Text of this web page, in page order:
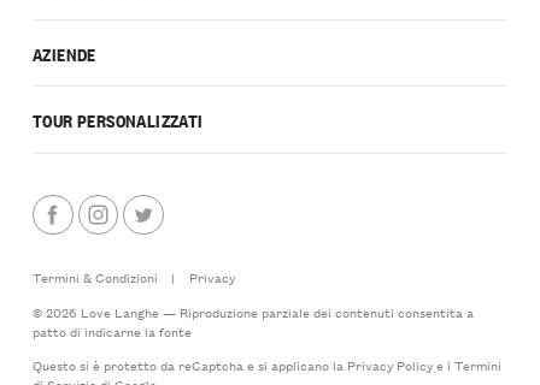
AZIENDE
TOUR PERSONALIZZATI
Termini & Condizioni |
Privacy
© 2026 Love Langhe — Riproduzione parziale dei contenuti consentita a
patto di indicarne la fonte
Questo si è protetto da reCaptcha e si applicano la Privacy Policye i Termini